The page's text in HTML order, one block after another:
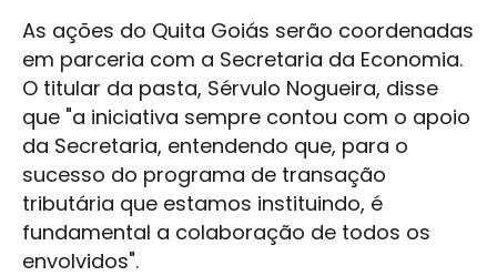
As ações do Quita Goiás serão coordenadas
em parceria com a Secretaria da Economia.
O titular da pasta, Sérvulo Nogueira, disse
que "a iniciativa sempre contou com o apoio
da Secretaria, entendendo que, para o
sucesso do programa de transação
tributária que estamos instituindo, é
fundamental a colaboração de todos os
envolvidos".